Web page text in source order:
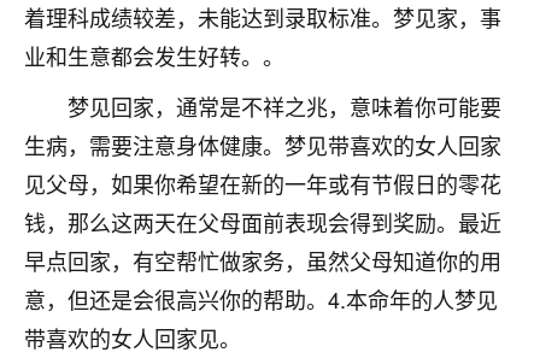
着理科成绩较差，未能达到录取标准。梦见家，事
业和生意都会发生好转。。
梦见回家，通常是不祥之兆，意味着你可能要
生病，需要注意身体健康。梦见带喜欢的女人回家
见父母，如果你希望在新的一年或有节假日的零花
钱，那么这两天在父母面前表现会得到奖励。最近
早点回家，有空帮忙做家务，虽然父母知道你的用
意，但还是会很高兴你的帮助。4.本命年的人梦见
带喜欢的女人回家见。
1天前 来自四川
我也想找老师看看，有没有人给个联系方式的啊？
鹿森：慧来老师微信：gjsy0624
1天前 来自江西 12
青春168
我也想要，我也想要！
2天前 来自山西